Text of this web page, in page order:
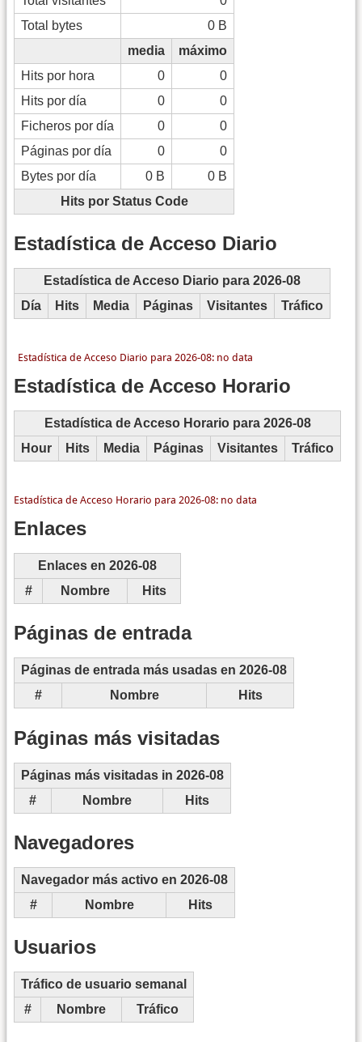
Total bytes
0 B
media
máximo
Hits por hora
0
0
Hits por día
0
0
Ficheros por día
0
0
Páginas por día
0
0
Bytes por día
0 B
0 B
Hits por Status Code
Estadística de Acceso Diario
Estadística de Acceso Diario para 2026-08
Día
Hits Media Páginas Visitantes Tráfico
Estadística de Acceso Horario
Estadística de Acceso Horario para 2026-08
Hour
Hits Media Páginas Visitantes Tráfico
Enlaces
Enlaces en 2026-08
#
Nombre Hits
Páginas de entrada
Páginas de entrada más usadas en 2026-08
#
Nombre Hits
Páginas más visitadas
Páginas más visitadas in 2026-08
#
Nombre Hits
Navegadores
Navegador más activo en 2026-08
#
Nombre Hits
Usuarios
Tráfico de usuario semanal
#
Nombre Tráfico